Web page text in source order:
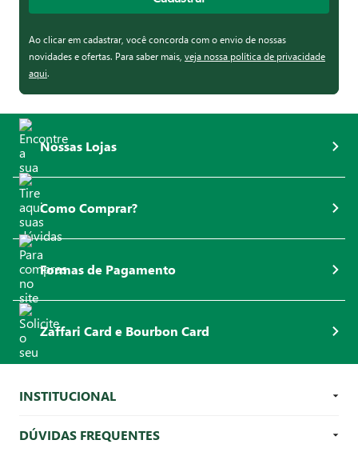
Ao clicar em cadastrar, você concorda com o envio de nossas
novidades e ofertas. Para saber mais, veja nossa política de privacidade
aqui.
Nossas Lojas
Como Comprar?
Formas de Pagamento
Zaffari Card e Bourbon Card
INSTITUCIONAL
DÚVIDAS FREQUENTES